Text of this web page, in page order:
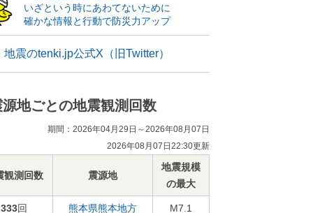
いざという時にあわてないために
確かな情報と行動で防災力アップ
地震のtenki.jp公式X（旧Twitter）
源地ごとの地震観測回数
期間：2026年04月29日～2026年08月07日
2026年08月07日22:30更新
観測回数 震源地
地震規模
の最大
333回 熊本県熊本地方 M7.1